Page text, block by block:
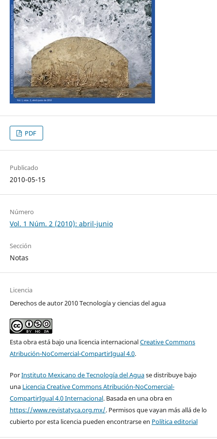
PDF
Publicado
2010-05-15
Número
Vol. 1 Núm. 2 (2010): abril-junio
Sección
Notas
Licencia
Derechos de autor 2010 Tecnología y ciencias del agua
Esta obra está bajo una licencia internacionalCreative Commons
Atribución-NoComercial-CompartirIgual 4.0.
PorInstituto Mexicano de Tecnología del Aguase distribuye bajo
una Licencia Creative Commons Atribución-NoComercial-
CompartirIgual 4.0 Internacional. Basada en una obra en
https://www.revistatyca.org.mx/. Permisos que vayan más allá de lo
cubierto por esta licencia pueden encontrarse en Política editorial